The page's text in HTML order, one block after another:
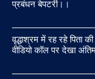
प्रबंधन बेपटरी।।
वृद्धाश्रम में रह रहे पिता
वीडियो कॉल पर देखा